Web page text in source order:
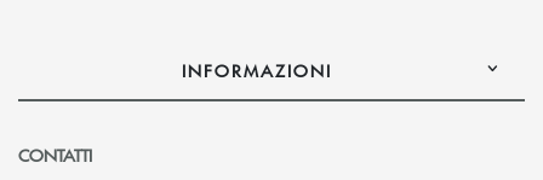
INFORMAZIONI
CONTATTI